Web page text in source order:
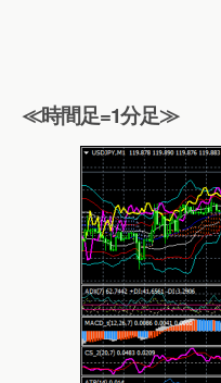
≪時間足=1分足≫